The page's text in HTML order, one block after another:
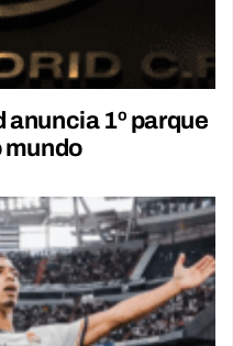
anuncia 1º parque
mundo